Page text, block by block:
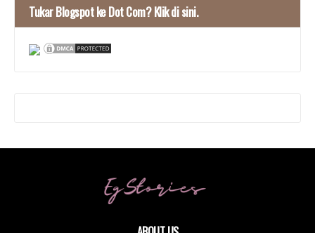
Tukar Blogspot ke Dot Com? Klik di sini.